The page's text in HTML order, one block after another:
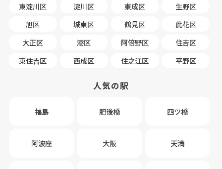
東淀川区
淀川区 東成区
生野区
旭区
城東区 鶴見区
此花区
大正区
港区 阿倍野区
住吉区
東住吉区
西成区 住之江区 平野区
人気の駅
福島 肥後橋 四ツ橋
阿波座 大阪 天満